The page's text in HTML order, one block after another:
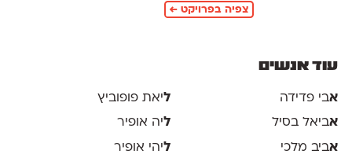
צפיה בפרויקט ←
עוד אנשים
אבי פדידה
אביאל בסיל
אביב מלכי
ליאת פופוביץ
ליה אופיר
ליהי אופיר